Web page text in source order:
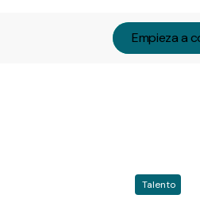
Empieza a
Talento